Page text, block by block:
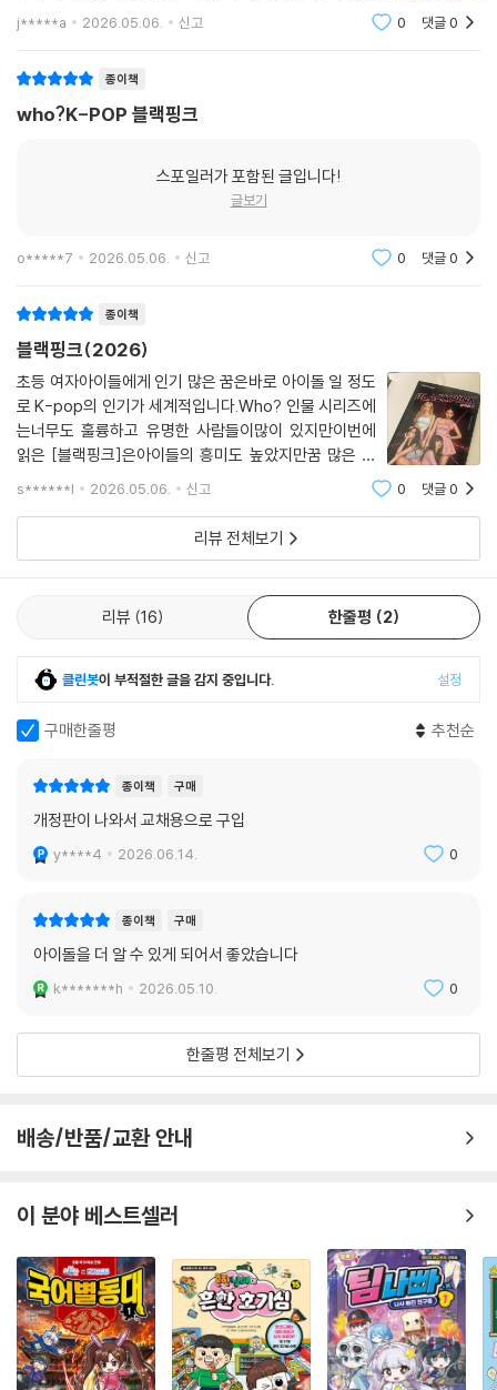
전문가의 의견을 들어볼 수 있어서 부모로서 안심하면 권
할 수 있었다.7장의 챕터로 데뷔 전부터 글로벌 아이콘으
j*****a 2026.05.06. 신고 0 댓글0
종이책
who?K-POP 블랙핑크
스포일러가 포함된 글입니다!
글보기
o*****7 2026.05.06. 신고 0 댓글0
종이책
블랙핑크(2026)
초등 여자아이들에게 인기 많은 꿈은바로 아이돌 일 정도
로 K-pop의 인기가 세계적입니다.Who? 인물 시리즈에
는너무도 훌륭하고 유명한 사람들이많이 있지만이번에
읽은 [블랙핑크]은아이들의 흥미도 높았지만꿈 많은 우
리 친구들에게교훈과 감동을 주기에좋은 책이었습니다.
등.. 전세계적으로 유명한 여자아이돌입니다.블랙핑크만
s******l 2026.05.06. 신고 0 댓글0
리뷰 전체보기
리뷰 16 한줄평 2
클린봇이 부적절한 글을 감지 중입니다. 설정
구매한줄평 추천순
종이책 구매
개정판이 나와서 교채용으로 구입
y****4 2026.06.14. 0
종이책 구매
아이돌을 더 알 수 있게 되어서 좋았습니다
k*******h 2026.05.10. 0
한줄평 전체보기
배송/반품/교환 안내
이 분야 베스트셀러